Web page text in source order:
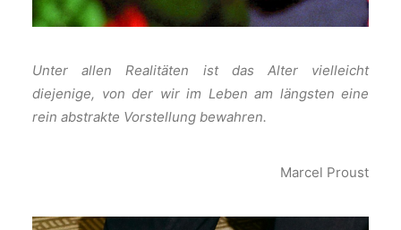
Unter allen Realitäten ist das Alter vielleicht
diejenige, von der wir im Leben am längsten eine
rein abstrakte Vorstellung bewahren.
Marcel Proust